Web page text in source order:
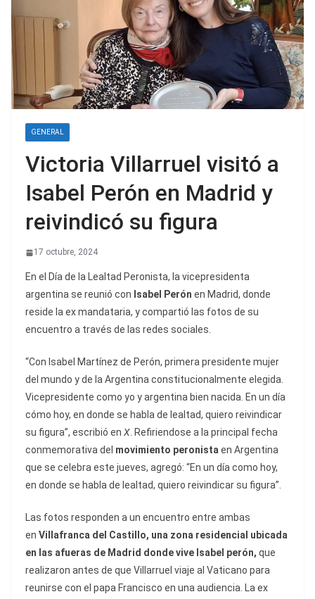
GENERAL
Victoria Villarruel visitó a
Isabel Perón en Madrid y
reivindicó su figura
17 octubre, 2024
En el Día de la Lealtad Peronista, la vicepresidenta
argentina se reunió con Isabel Perón en Madrid, donde
reside la ex mandataria, y compartió las fotos de su
encuentro a través de las redes sociales.
“Con Isabel Martínez de Perón, primera presidente mujer
del mundo y de la Argentina constitucionalmente elegida.
Vicepresidente como yo y argentina bien nacida. En un día
cómo hoy, en donde se habla de lealtad, quiero reivindicar
su figura”, escribió en X. Refiriendose a la principal fecha
conmemorativa del movimiento peronistaen Argentina
que se celebra este jueves, agregó: “En un día como hoy,
en donde se habla de lealtad, quiero reivindicar su figura”.
Las fotos responden a un encuentro entre ambas
en Villafranca del Castillo, una zona residencial ubicada
en las afueras de Madrid donde vive Isabel perón, que
realizaron antes de que Villarruel viaje al Vaticano para
reunirse con el papa Francisco en una audiencia. La ex